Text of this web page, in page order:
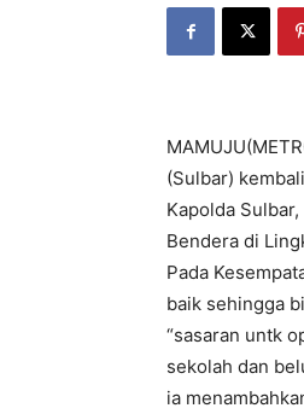
(Sulbar)
Kapolda
Bendera di
Pada
baik sehingga
“sasaran untk
sekolah dan
ia